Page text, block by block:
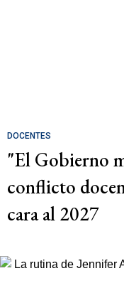
DOCENTES
"El Gobierno
conflicto
cara al 2027